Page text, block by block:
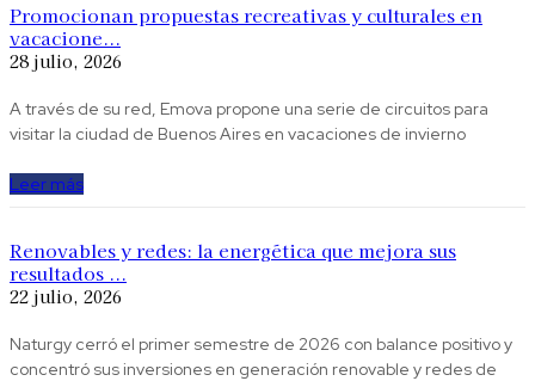
Promocionan propuestas recreativas y culturales en
vacacione...
28 julio, 2026
A través de su red, Emova propone una serie de circuitos para
visitar la ciudad de Buenos Aires en vacaciones de invierno
Leer más
Renovables y redes: la energética que mejora sus
resultados ...
22 julio, 2026
Naturgy cerró el primer semestre de 2026 con balance positivo y
concentró sus inversiones en generación renovable y redes de